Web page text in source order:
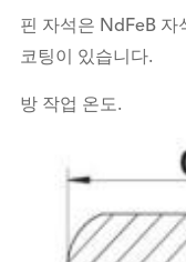
핀 자석은 NdFeB 자
코팅이 있습니다.
방 작업 온도.